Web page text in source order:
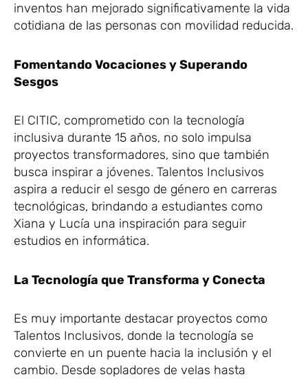
inventos han mejorado significativamente la vida
cotidiana de las personas con movilidad reducida.
Fomentando Vocaciones y Superando
Sesgos
El CITIC, comprometido con la tecnología
inclusiva durante 15 años, no solo impulsa
proyectos transformadores, sino que también
busca inspirar a jóvenes. Talentos Inclusivos
aspira a reducir el sesgo de género en carreras
tecnológicas, brindando a estudiantes como
Xiana y Lucía una inspiración para seguir
estudios en informática.
La Tecnología que Transforma y Conecta
Es muy importante destacar proyectos como
Talentos Inclusivos, donde la tecnología se
convierte en un puente hacia la inclusión y el
cambio. Desde sopladores de velas hasta